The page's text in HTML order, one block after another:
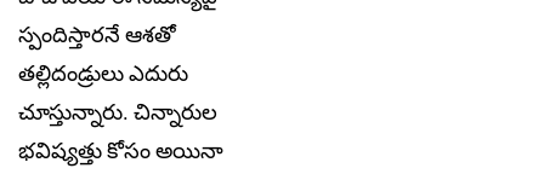
స్పందిస్తారనే ఆశతో
తల్లిదండ్రులు ఎదురు
చూస్తున్నారు. చిన్నారుల
భవిష్యత్తు కోసం అయినా